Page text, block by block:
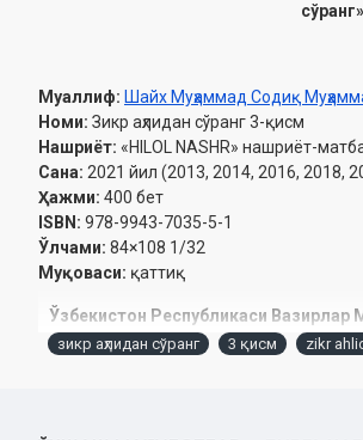
сўранг»
Муаллиф: Шайх Муҳаммад Содиқ
Номи: Зикр аҳлидан сўранг 3-қисм
Нашриёт: «HILOL NASHR» нашриёт-
Сана: 2021 йил (2013, 2014, 2016, 2018,
Ҳажми: 400 бет
ISBN: 978-9943-7035-5-1
Ўлчами: 84×108 1/32
Муқоваси: қаттиқ
Ўзбекистон Республикаси Вазирлар
2021 йил 9 июлдаги 03-07/
зикр аҳлидан сўранг 3 қисм zikr